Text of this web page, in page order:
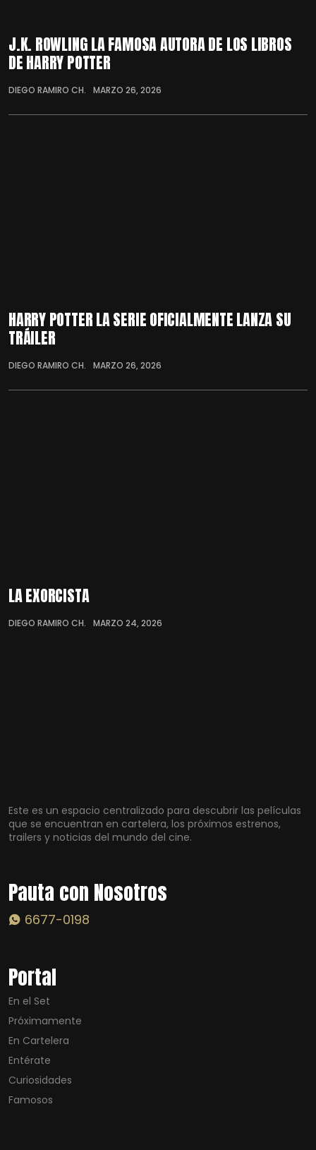
J.K. ROWLING LA FAMOSA AUTORA DE LOS LIBROS
DE HARRY POTTER
DIEGO RAMIRO CH. MARZO 26, 2026
HARRY POTTER LA SERIE OFICIALMENTE LANZA SU
TRÁILER
DIEGO RAMIRO CH. MARZO 26, 2026
LA EXORCISTA
DIEGO RAMIRO CH. MARZO 24, 2026
Este es un espacio centralizado para descubrir las películas
que se encuentran en cartelera, los próximos estrenos,
trailers y noticias del mundo del cine.
Pauta con Nosotros
6677-0198
Portal
En el Set
Próximamente
En Cartelera
Entérate
Curiosidades
Famosos